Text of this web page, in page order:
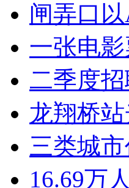
闸弄口
一张电
二季度
龙翔桥
三类城
16.69万